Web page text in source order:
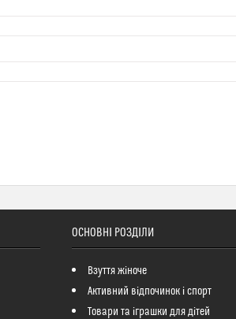
ОСНОВНІ РОЗДІЛИ
Взуття жіноче
Активний відпочинок і спорт
Товари та іграшки для дітей